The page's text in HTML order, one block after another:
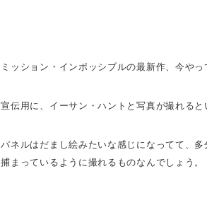
ミッション・インポッシブルの最新作、今やっ
宣伝用に、イーサン・ハントと写真が撮れる
パネルはだまし絵みたいな感じになってて、
捕まっているように撮れるものなんでしょう。